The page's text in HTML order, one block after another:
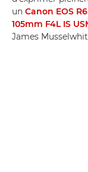
un Canon EOS R6
105mm F4L IS
James